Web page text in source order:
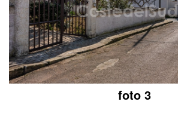
foto 3